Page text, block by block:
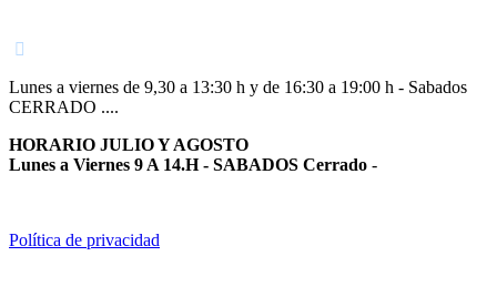
Lunes a viernes de 9,30 a 13:30 h y de 16:30 a 19:00 h - Sabados
CERRADO ....
HORARIO JULIO Y AGOSTO
Lunes a Viernes 9 A 14.H - SABADOS Cerrado -
Política de privacidad